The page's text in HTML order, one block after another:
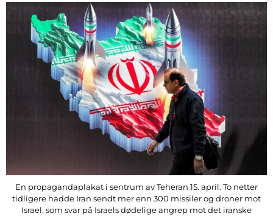
En propagandaplakat i sentrum av Teheran 15. april. To netter
tidligere hadde Iran sendt mer enn 300 missiler og droner mot
Israel, som svar på Israels dødelige angrep mot det iranske